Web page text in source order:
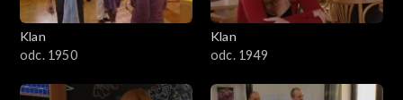
Klan
odc. 1950
Klan
odc. 1949